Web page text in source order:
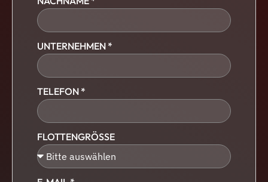
UNTERNEHMEN *
TELEFON *
FLOTTENGRÖSSE